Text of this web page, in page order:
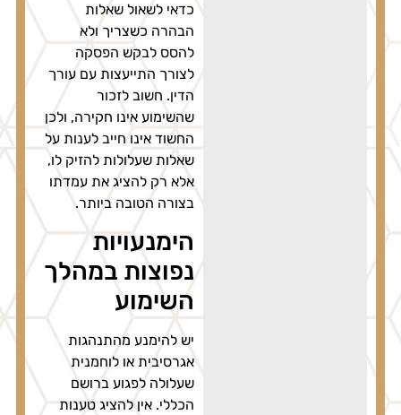
כדאי לשאול שאלות
הבהרה כשצריך ולא
להסס לבקש הפסקה
לצורך התייעצות עם עורך
הדין. חשוב לזכור
שהשימוע אינו חקירה, ולכן
החשוד אינו חייב לענות על
שאלות שעלולות להזיק לו,
אלא רק להציג את עמדתו
בצורה הטובה ביותר.
הימנעויות
נפוצות במהלך
השימוע
יש להימנע מהתנהגות
אגרסיבית או לוחמנית
שעלולה לפגוע ברושם
הכללי. אין להציג טענות